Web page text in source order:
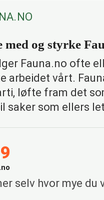
og styrke
Fauna.no ofte
arbeidet vårt.
løfte fram det
saker som ellers
selv hvor mye du